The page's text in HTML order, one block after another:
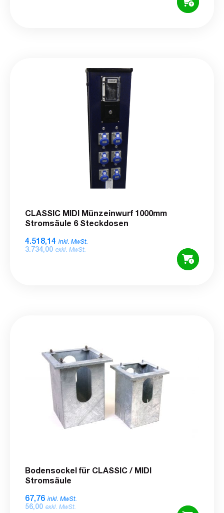
CLASSIC MIDI Münzeinwurf 1000mm
Stromsäule 6 Steckdosen
4.518,14 inkl. MwSt.
3.734,00 exkl. MwSt.
Bodensockel für CLASSIC / MIDI
Stromsäule
67,76 inkl. MwSt.
56,00 exkl. MwSt.